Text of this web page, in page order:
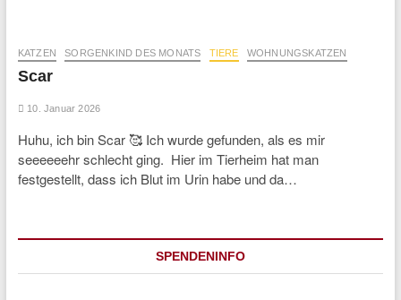
KATZEN SORGENKIND DES MONATS TIERE WOHNUNGSKATZEN
Scar
10. Januar 2026
Huhu, ich bin Scar 🥰 Ich wurde gefunden, als es mir
seeeeeehr schlecht ging. Hier im Tierheim hat man
festgestellt, dass ich Blut im Urin habe und da…
SPENDENINFO